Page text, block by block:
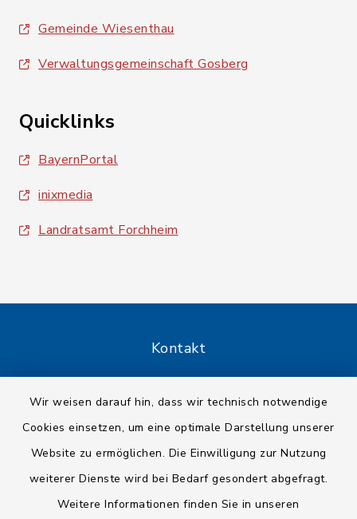
Wir weisen darauf hin, dass wir technisch notwendige
Cookies einsetzen, um eine optimale Darstellung unserer
Website zu ermöglichen. Die Einwilligung zur Nutzung
weiterer Dienste wird bei Bedarf gesondert abgefragt.
Weitere Informationen finden Sie in unseren
Gemeinde Wiesenthau
Verwaltungsgemeinschaft Gosberg
Quicklinks
BayernPortal
inixmedia
Landratsamt Forchheim
Kontakt
Datenschutz
Impressum
Sitemap